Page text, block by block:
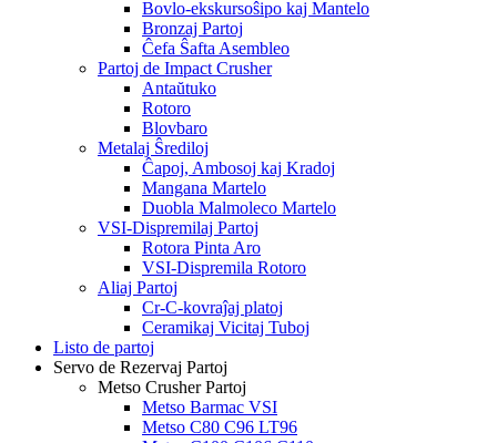
Bovlo-ekskursoŝipo kaj Mantelo
Bronzaj Partoj
Ĉefa Ŝafta Asembleo
Partoj de Impact Crusher
Antaŭtuko
Rotoro
Blovbaro
Metalaj Ŝrediloj
Ĉapoj, Ambosoj kaj Kradoj
Mangana Martelo
Duobla Malmoleco Martelo
VSI-Dispremilaj Partoj
Rotora Pinta Aro
VSI-Dispremila Rotoro
Aliaj Partoj
Cr-C-kovraĵaj platoj
Ceramikaj Vicitaj Tuboj
Listo de partoj
Servo de Rezervaj Partoj
Metso Crusher Partoj
Metso Barmac VSI
Metso C80 C96 LT96